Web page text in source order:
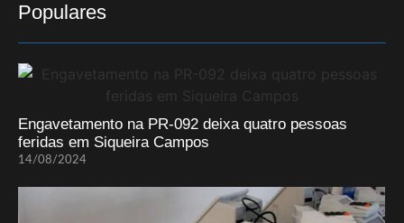
Populares
Engavetamento na PR-092 deixa quatro pessoas
feridas em Siqueira Campos
14/08/2024